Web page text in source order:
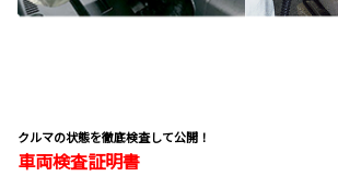
クルマの状態を徹底検査して公開！
車両検査証明書